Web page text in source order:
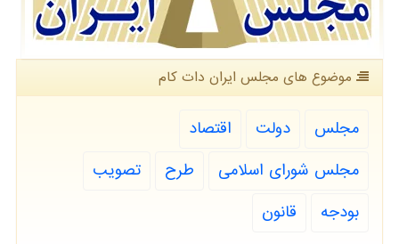
موضوع های مجلس ایران دات كام
مجلس دولت
اقتصاد
مجلس شورای اسلامی
طرح
تصویب
بودجه
قانون